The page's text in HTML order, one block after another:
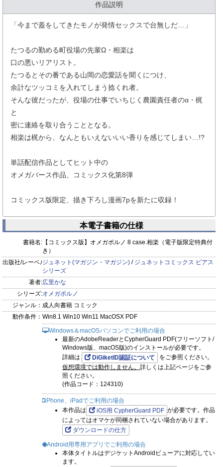
作品説明
「今まで蓋をしてきたモノが発情セックスで台無しだ…」
たつるの勤める町役場の先輩Ω・相楽は
口の悪いリアリスト。
たつるとその番である山岡の恋愛話を聞くにつけ、
余計なツッコミを入れてしまう捻くれ者。
そんな彼だったが、役場の仕事でいちじく農園責任者のα・梶
と
密に連絡を取り合うこととなる。
相楽は梶から、なんともいえないいい香りを感じてしまい…!?
単話配信作品としてヒット中の
オメガバース作品、コミックス化第8弾
コミックス版限定、描き下ろし漫画7pを新たに収録！
本電子書籍の仕様
書籍名: 【コミックス版】オメガポルノ 8 case.相楽（電子版限定特典付
き）
出版社/レーベル:ジュネット(マガジン・マガジン) / ジュネットコミックス ピアス
シリーズ
著者:広里かな
シリーズ:オメガポルノ
ジャンル： 成人向書籍 コミック
動作条件： Win8.1 Win10 Win11 MacOSX PDF
Windows＆macOSパソコンでご利用の場合
最新のAdobeReaderとCypherGuard PDF(フリーソフト/
Windows版、macOS版)のインストールが必要です。
詳細は
DiGiketID認証について
をご参照ください。
仮想環境では動作しません。 詳しくは上記ページをご参
照ください。
(作品コード：124310)
iPhone、iPadでご利用の場合
本作品は
iOS用 CypherGuard PDF が必要です。作品
によってはオマケが同梱されていない場合があります。
ダウンロードの仕方
Android用専用アプリでご利用の場合
本体タイトルはデジケットAndroidビューアに対応してい
ます。